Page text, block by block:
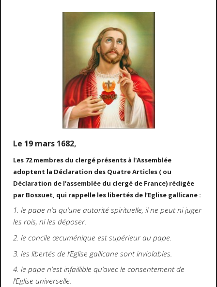
Le 19 mars 1682,
Les 72 membres du clergé présents à l'Assemblée
adoptent la Déclaration des Quatre Articles ( ou
Déclaration de l’assemblée du clergé de France) rédigée
par Bossuet, qui rappelle les libertés de l’Eglise gallicane :
1. le pape n’a qu’une autorité spirituelle, il ne peut ni juger
les rois, ni les déposer.
2. le concile œcuménique est supérieur au pape.
3. les libertés de l’Eglise gallicane sont inviolables.
4. le pape n’est infaillible qu’avec le consentement de
l’Eglise universelle.